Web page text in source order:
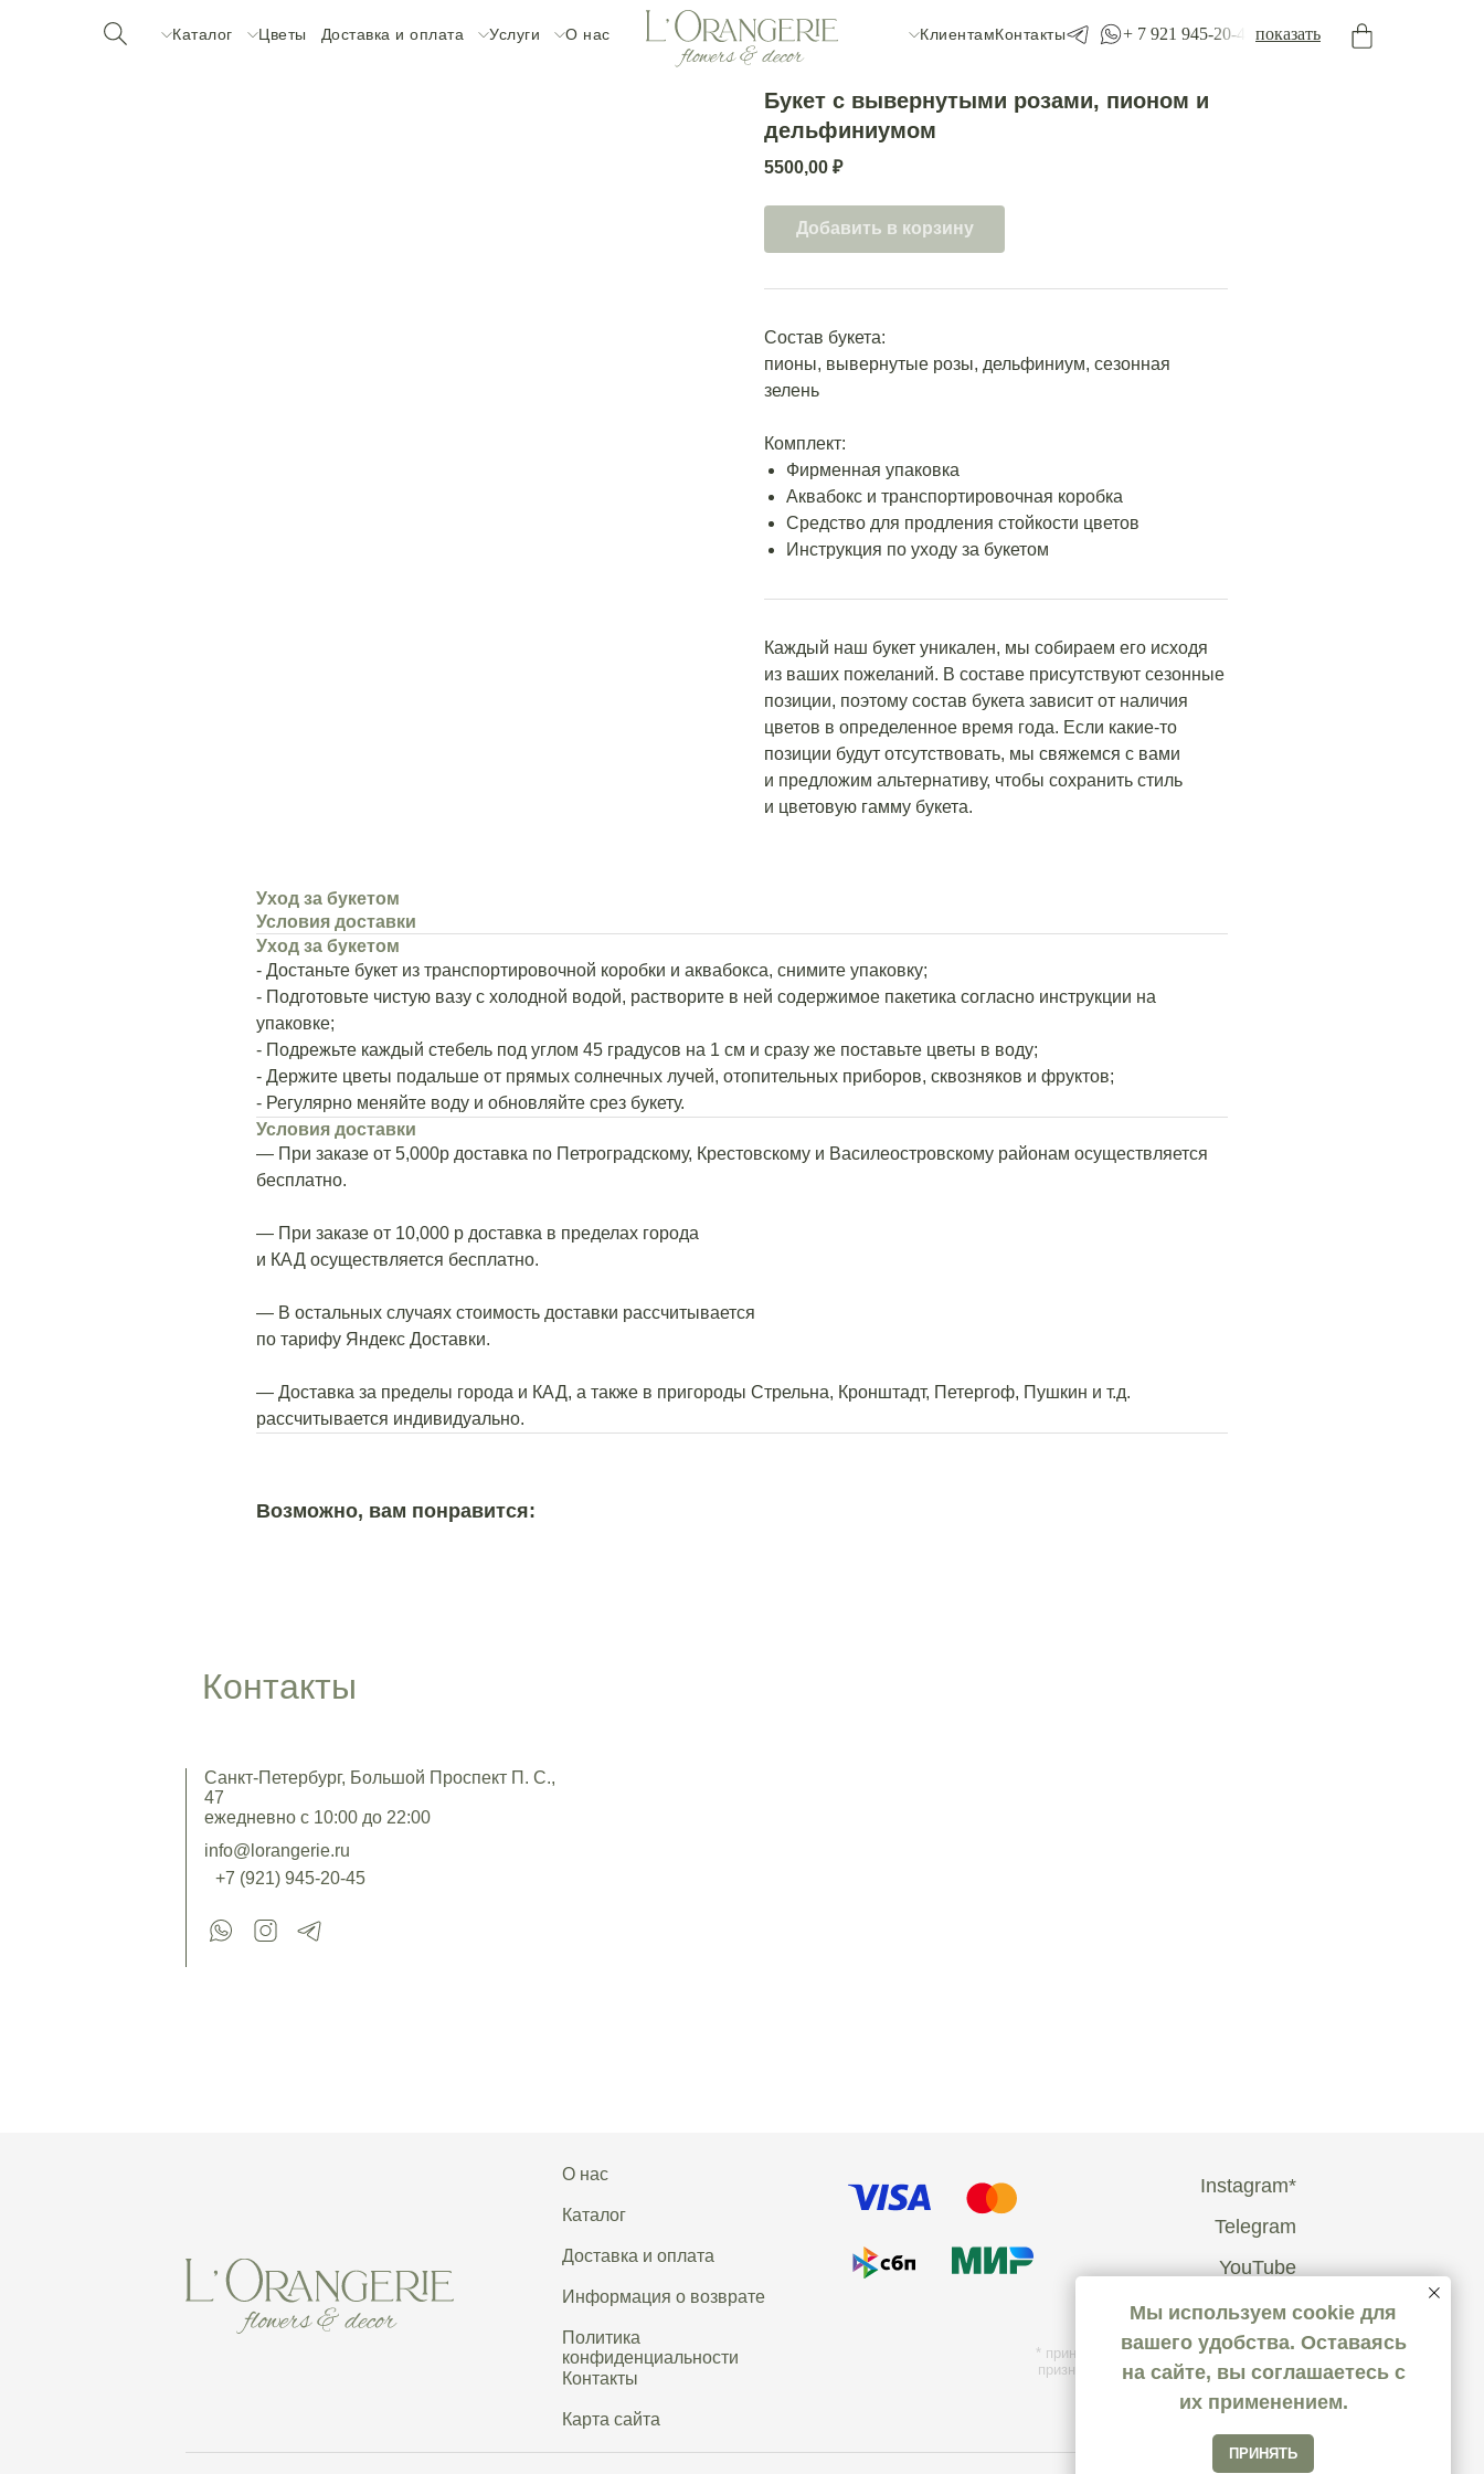
КлиентамКонтакты + 7 921 945-20-45 показать
Каталог Цветы Доставка и оплата Услуги О нас
Мы используем cookie для
вашего удобства. Оставаясь
на сайте, вы соглашаетесь с
их применением.
ПРИНЯТЬ
Букет с вывернутыми розами, пионом и
дельфиниумом
5500,00 ₽
Добавить в корзину
Состав букета:
пионы, вывернутые розы, дельфиниум, сезонная
зелень
Комплект:
Фирменная упаковка
Аквабокс и транспортировочная коробка
Средство для продления стойкости цветов
Инструкция по уходу за букетом
Каждый наш букет уникален, мы собираем его исходя
из ваших пожеланий. В составе присутствуют сезонные
позиции, поэтому состав букета зависит от наличия
цветов в определенное время года. Если какие-то
позиции будут отсутствовать, мы свяжемся с вами
и предложим альтернативу, чтобы сохранить стиль
и цветовую гамму букета.
Уход за букетом
Условия доставки
Уход за букетом
- Достаньте букет из транспортировочной коробки и аквабокса, снимите упаковку;
- Подготовьте чистую вазу с холодной водой, растворите в ней содержимое пакетика согласно инструкции на
упаковке;
- Подрежьте каждый стебель под углом 45 градусов на 1 см и сразу же поставьте цветы в воду;
- Держите цветы подальше от прямых солнечных лучей, отопительных приборов, сквозняков и фруктов;
- Регулярно меняйте воду и обновляйте срез букету.
Условия доставки
— При заказе от 5,000р доставка по Петроградскому, Крестовскому и Василеостровскому районам осуществляется
бесплатно.
— При заказе от 10,000 р доставка в пределах города
и КАД осуществляется бесплатно.
— В остальных случаях стоимость доставки рассчитывается
по тарифу Яндекс Доставки.
— Доставка за пределы города и КАД, а также в пригороды Стрельна, Кронштадт, Петергоф, Пушкин и т.д.
рассчитывается индивидуально.
Возможно, вам понравится:
info@lorangerie.ru
+7 (921) 945-20-45
Контакты
Санкт-Петербург, Большой Проспект П. С.,
47
ежедневно с 10:00 до 22:00
Instagram*
Telegram
YouTube
Контакты
Карта сайта
* принадлежит компании Meta, которая
признана экстремистской и запрещена
на территории РФ
Каталог
Информация о возврате
Политика
конфиденциальности
О нас
Доставка и оплата